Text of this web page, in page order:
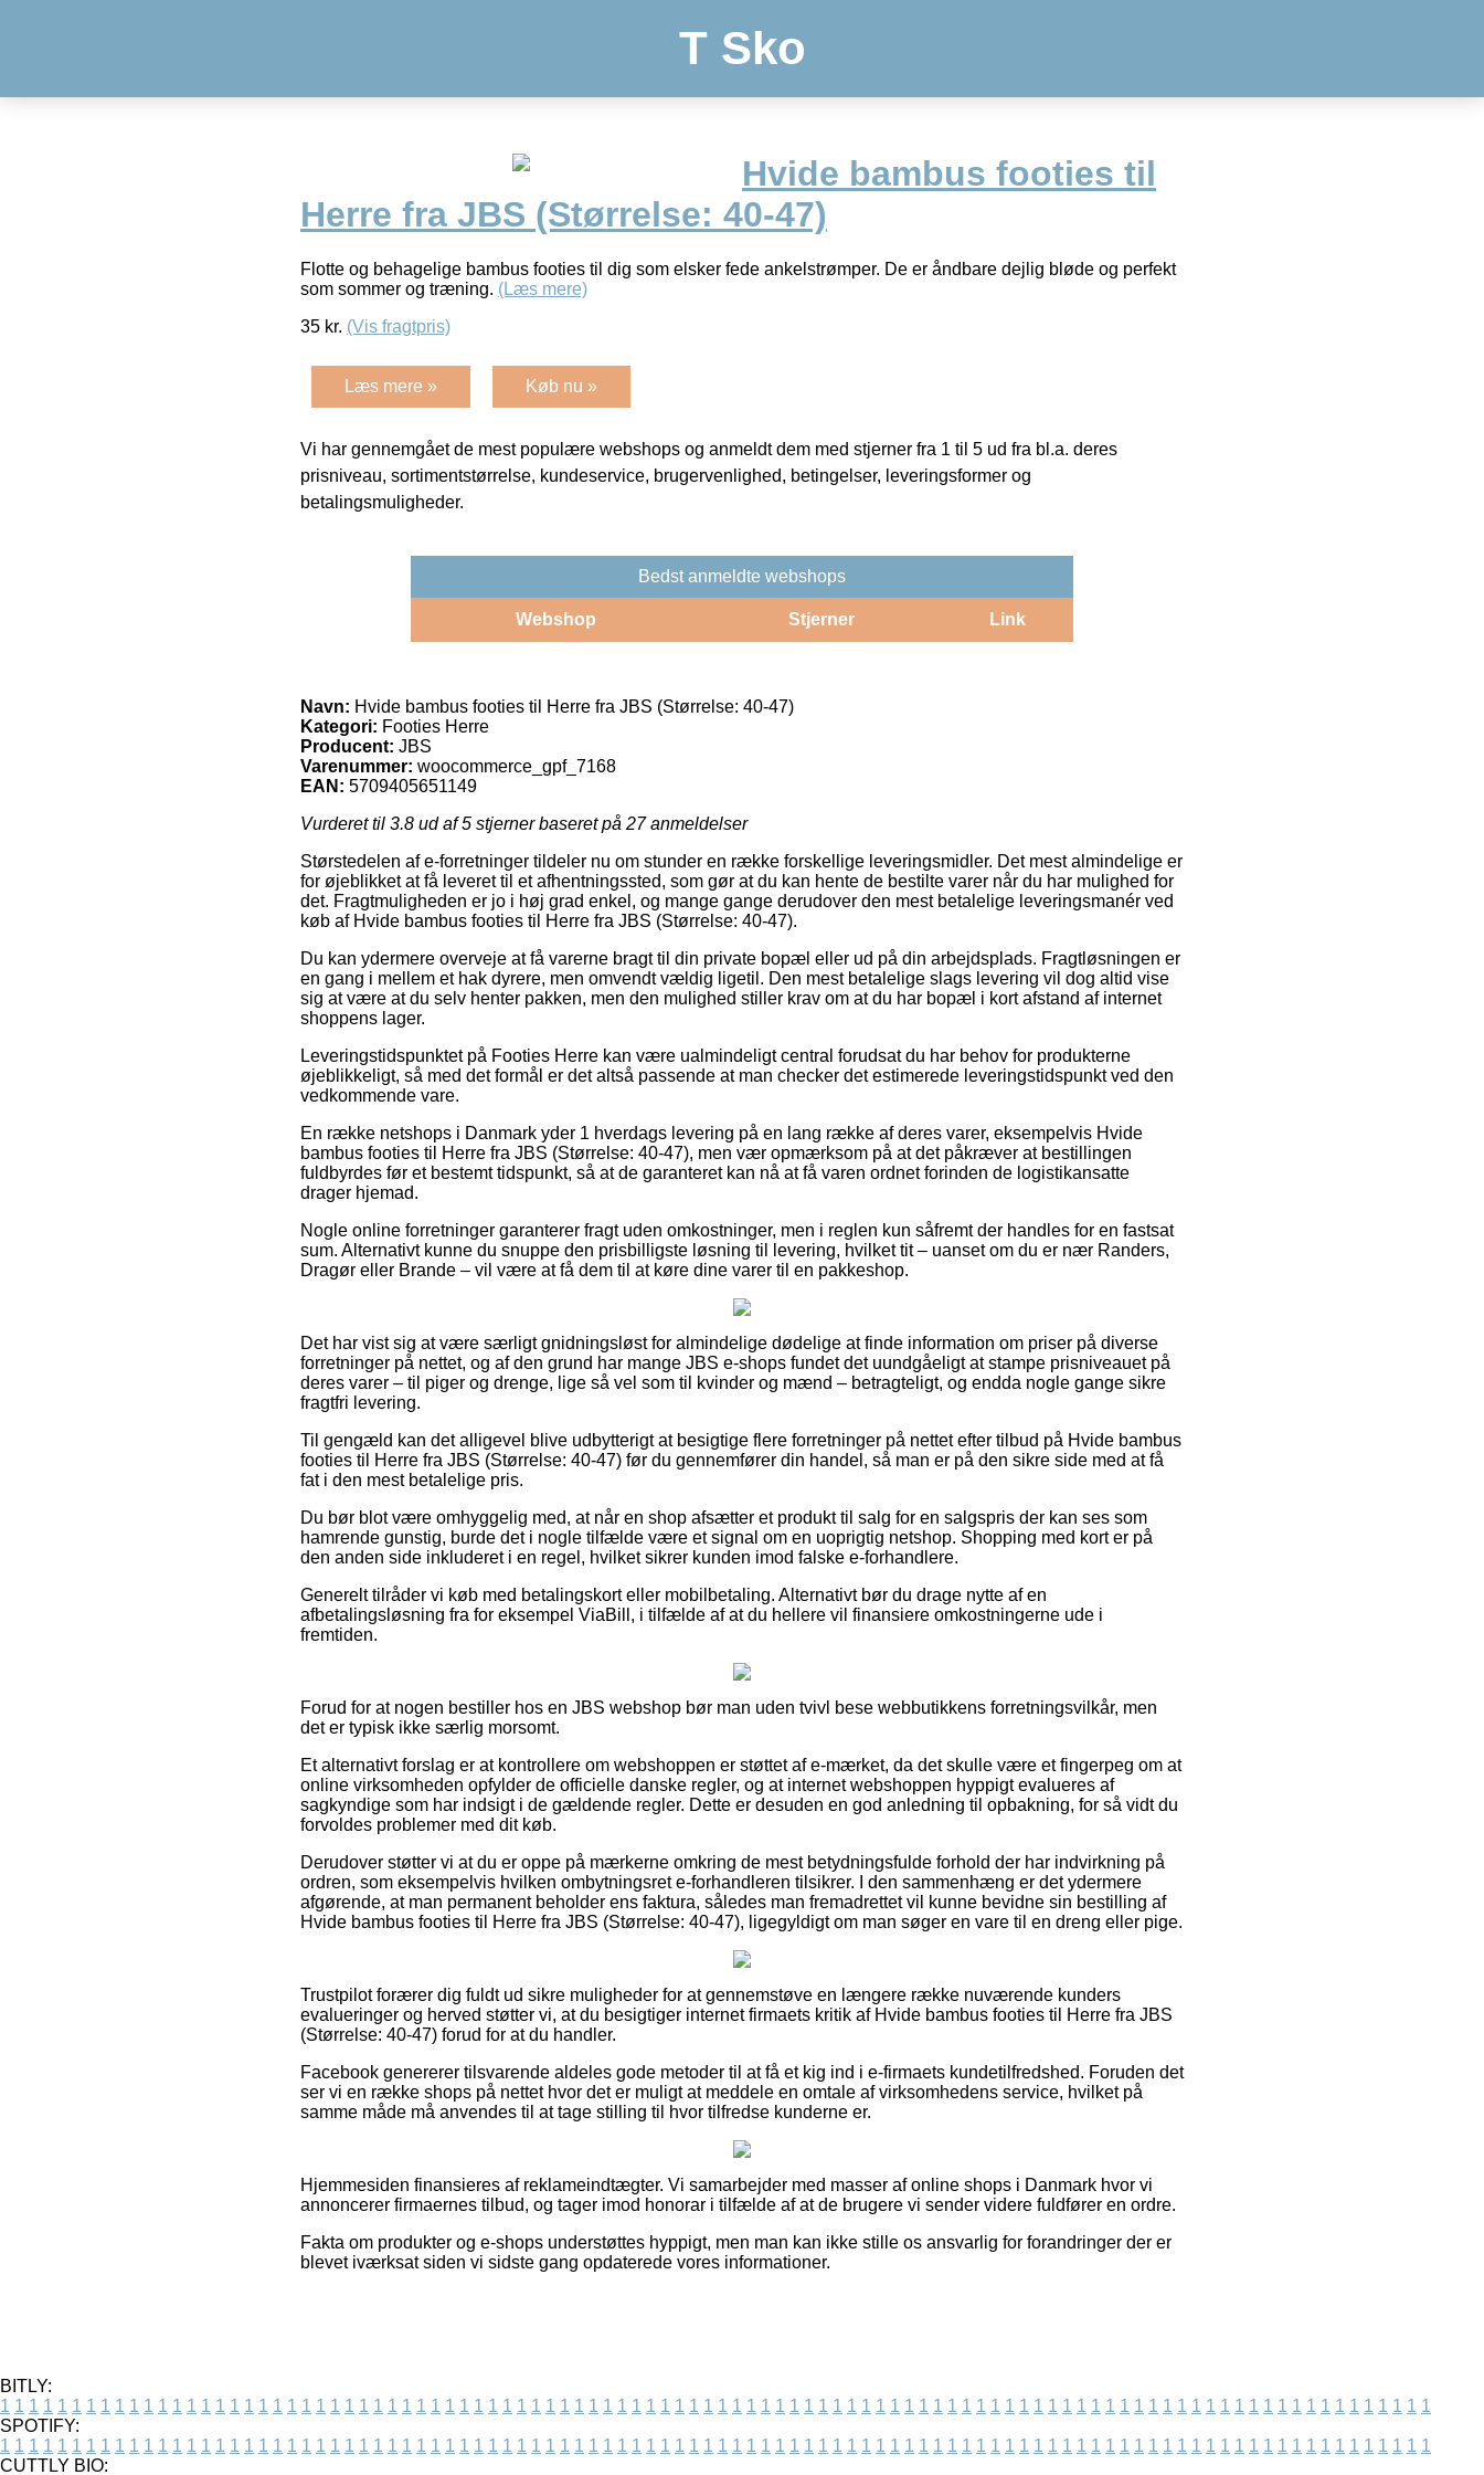
T Sko
Hvide bambus footies til
Herre fra JBS (Størrelse: 40-47)
Flotte og behagelige bambus footies til dig som elsker fede ankelstrømper. De er åndbare dejlig bløde og perfekt
som sommer og træning. (Læs mere)
35 kr. (Vis fragtpris)
Læs mere » Køb nu »
Vi har gennemgået de mest populære webshops og anmeldt dem med stjerner fra 1 til 5 ud fra bl.a. deres
prisniveau, sortimentstørrelse, kundeservice, brugervenlighed, betingelser, leveringsformer og
betalingsmuligheder.
Bedst anmeldte webshops
Webshop Stjerner Link
Navn: Hvide bambus footies til Herre fra JBS (Størrelse: 40-47)
Kategori: Footies Herre
Producent: JBS
Varenummer: woocommerce_gpf_7168
EAN: 5709405651149
Vurderet til 3.8 ud af 5 stjerner baseret på 27anmeldelser
Størstedelen af e-forretninger tildeler nu om stunder en række forskellige leveringsmidler. Det mest almindelige er
for øjeblikket at få leveret til et afhentningssted, som gør at du kan hente de bestilte varer når du har mulighed for
det. Fragtmuligheden er jo i høj grad enkel, og mange gange derudover den mest betalelige leveringsmanér ved
køb af Hvide bambus footies til Herre fra JBS (Størrelse: 40-47).
Du kan ydermere overveje at få varerne bragt til din private bopæl eller ud på din arbejdsplads. Fragtløsningen er
en gang i mellem et hak dyrere, men omvendt vældig ligetil. Den mest betalelige slags levering vil dog altid vise
sig at være at du selv henter pakken, men den mulighed stiller krav om at du har bopæl i kort afstand af internet
shoppens lager.
Leveringstidspunktet på Footies Herre kan være ualmindeligt central forudsat du har behov for produkterne
øjeblikkeligt, så med det formål er det altså passende at man checker det estimerede leveringstidspunkt ved den
vedkommende vare.
En række netshops i Danmark yder 1 hverdags levering på en lang række af deres varer, eksempelvis Hvide
bambus footies til Herre fra JBS (Størrelse: 40-47), men vær opmærksom på at det påkræver at bestillingen
fuldbyrdes før et bestemt tidspunkt, så at de garanteret kan nå at få varen ordnet forinden de logistikansatte
drager hjemad.
Nogle online forretninger garanterer fragt uden omkostninger, men i reglen kun såfremt der handles for en fastsat
sum. Alternativt kunne du snuppe den prisbilligste løsning til levering, hvilket tit – uanset om du er nær Randers,
Dragør eller Brande – vil være at få dem til at køre dine varer til en pakkeshop.
Det har vist sig at være særligt gnidningsløst for almindelige dødelige at finde information om priser på diverse
forretninger på nettet, og af den grund har mange JBS e-shops fundet det uundgåeligt at stampe prisniveauet på
deres varer – til piger og drenge, lige så vel som til kvinder og mænd – betragteligt, og endda nogle gange sikre
fragtfri levering.
Til gengæld kan det alligevel blive udbytterigt at besigtige flere forretninger på nettet efter tilbud på Hvide bambus
footies til Herre fra JBS (Størrelse: 40-47) før du gennemfører din handel, så man er på den sikre side med at få
fat i den mest betalelige pris.
Du bør blot være omhyggelig med, at når en shop afsætter et produkt til salg for en salgspris der kan ses som
hamrende gunstig, burde det i nogle tilfælde være et signal om en uoprigtig netshop. Shopping med kort er på
den anden side inkluderet i en regel, hvilket sikrer kunden imod falske e-forhandlere.
Generelt tilråder vi køb med betalingskort eller mobilbetaling. Alternativt bør du drage nytte af en
afbetalingsløsning fra for eksempel ViaBill, i tilfælde af at du hellere vil finansiere omkostningerne ude i
fremtiden.
Forud for at nogen bestiller hos en JBS webshop bør man uden tvivl bese webbutikkens forretningsvilkår, men
det er typisk ikke særlig morsomt.
Et alternativt forslag er at kontrollere om webshoppen er støttet af e-mærket, da det skulle være et fingerpeg om at
online virksomheden opfylder de officielle danske regler, og at internet webshoppen hyppigt evalueres af
sagkyndige som har indsigt i de gældende regler. Dette er desuden en god anledning til opbakning, for så vidt du
forvoldes problemer med dit køb.
Derudover støtter vi at du er oppe på mærkerne omkring de mest betydningsfulde forhold der har indvirkning på
ordren, som eksempelvis hvilken ombytningsret e-forhandleren tilsikrer. I den sammenhæng er det ydermere
afgørende, at man permanent beholder ens faktura, således man fremadrettet vil kunne bevidne sin bestilling af
Hvide bambus footies til Herre fra JBS (Størrelse: 40-47), ligegyldigt om man søger en vare til en dreng eller pige.
Trustpilot forærer dig fuldt ud sikre muligheder for at gennemstøve en længere række nuværende kunders
evalueringer og herved støtter vi, at du besigtiger internet firmaets kritik af Hvide bambus footies til Herre fra JBS
(Størrelse: 40-47) forud for at du handler.
Facebook genererer tilsvarende aldeles gode metoder til at få et kig ind i e-firmaets kundetilfredshed. Foruden det
ser vi en række shops på nettet hvor det er muligt at meddele en omtale af virksomhedens service, hvilket på
samme måde må anvendes til at tage stilling til hvor tilfredse kunderne er.
Hjemmesiden finansieres af reklameindtægter. Vi samarbejder med masser af online shops i Danmark hvor vi
annoncerer firmaernes tilbud, og tager imod honorar i tilfælde af at de brugere vi sender videre fuldfører en ordre.
Fakta om produkter og e-shops understøttes hyppigt, men man kan ikke stille os ansvarlig for forandringer der er
blevet iværksat siden vi sidste gang opdaterede vores informationer.
BITLY:
1 1 1 1 1 1 1 1 1 1 1 1 1 1 1 1 1 1 1 1 1 1 1 1 1 1 1 1 1 1 1 1 1 1 1 1 1 1 1 1 1 1 1 1 1 1 1 1 1 1 1 1 1 1 1 1 1 1 1 1 1 1 1 1 1 1 1 1 1 1 1 1 1 1 1 1 1 1 1 1 1 1 1 1 1 1 1 1 1 1 1 1 1 1 1 1 1 1 1 1
SPOTIFY:
1 1 1 1 1 1 1 1 1 1 1 1 1 1 1 1 1 1 1 1 1 1 1 1 1 1 1 1 1 1 1 1 1 1 1 1 1 1 1 1 1 1 1 1 1 1 1 1 1 1 1 1 1 1 1 1 1 1 1 1 1 1 1 1 1 1 1 1 1 1 1 1 1 1 1 1 1 1 1 1 1 1 1 1 1 1 1 1 1 1 1 1 1 1 1 1 1 1 1 1
CUTTLY BIO: